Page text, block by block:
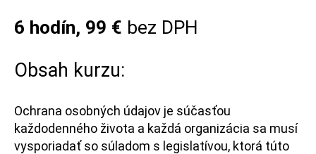
6 hodín, 99 € bez DPH
Obsah kurzu:
Ochrana osobných údajov je súčasťou
každodenného života a každá organizácia sa musí
vysporiadať so súladom s legislatívou, ktorá túto